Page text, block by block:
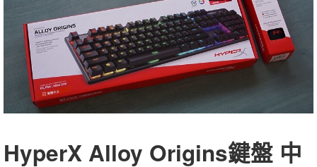
HyperX Alloy Origins鍵盤 中